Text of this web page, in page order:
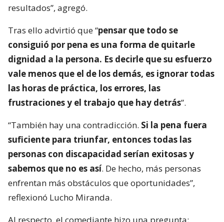
resultados”, agregó.
Tras ello advirtió que “pensar que todo se
consiguió por pena es una forma de quitarle
dignidad a la persona. Es decirle que su esfuerzo
vale menos que el de los demás, es ignorar todas
las horas de práctica, los errores, las
frustraciones y el trabajo que hay detrás”.
“También hay una contradicción. Si la pena fuera
suficiente para triunfar, entonces todas las
personas con discapacidad serían exitosas y
sabemos que no es así. De hecho, más personas
enfrentan más obstáculos que oportunidades”,
reflexionó Lucho Miranda.